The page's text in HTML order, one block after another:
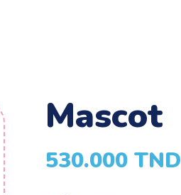
mascot
530.000 TND